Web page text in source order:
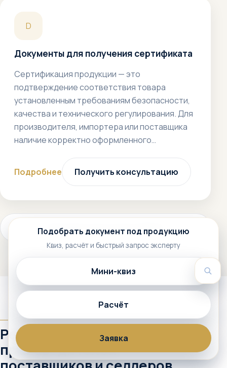
D
Документы для получения сертификата
Сертификация продукции — это
подтверждение соответствия товара
установленным требованиям безопасности,
качества и технического регулирования. Для
производителя, импортера или поставщика
наличие корректно оформленного…
Подробнее Получить консультацию
Смотреть все услуги (772+)
АУДИТОРИЯ
Решения для
производителей,
Подобрать документ под продукцию
Квиз, расчёт и быстрый запрос эксперту
Мини-квиз
Расчёт
Заявка